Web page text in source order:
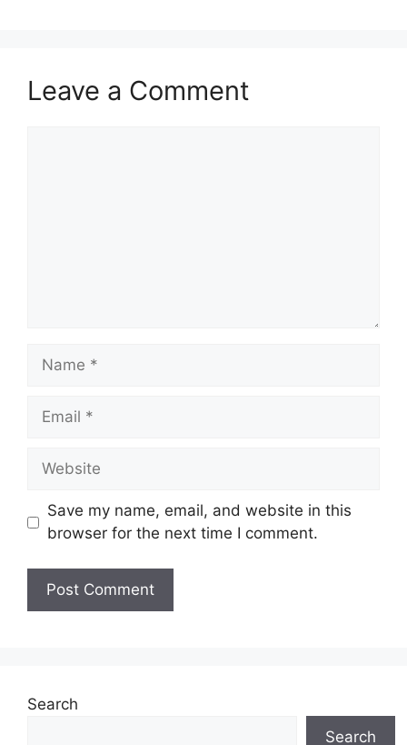
Leave a Comment
Name
Email
Website
Save my name, email, and website in this
browser for the next time I comment.
Search
Search